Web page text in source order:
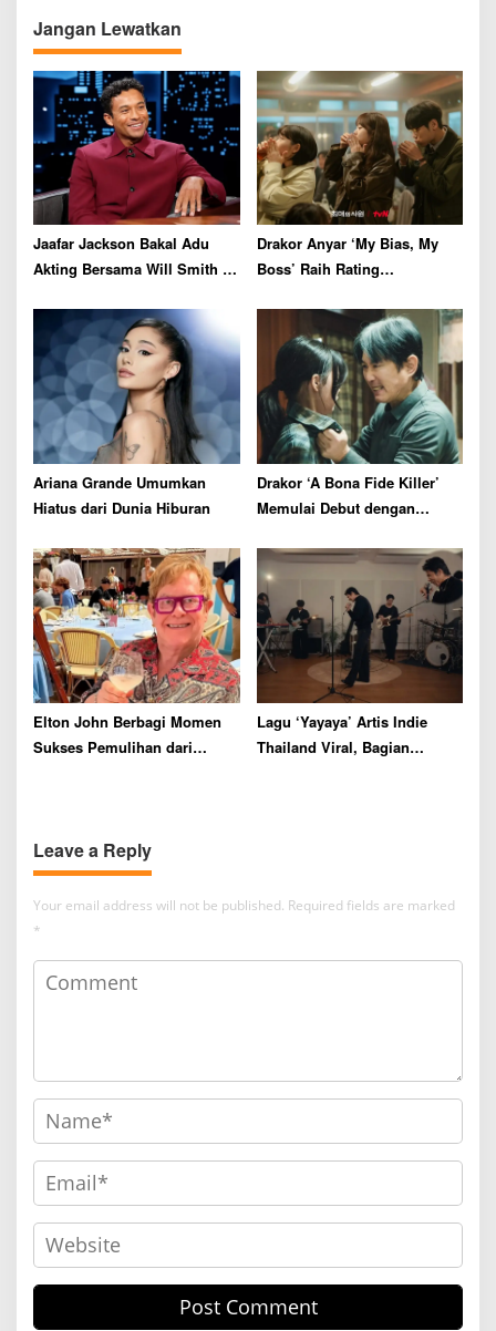
i
g
a
t
i
o
n
Jangan Lewatkan
Jaafar Jackson Bakal Adu
Akting Bersama Will Smith di
Drakor Anyar ‘My Bias, My
Boss’ Raih Rating
Ariana Grande Umumkan
Hiatus dari Dunia Hiburan
Drakor ‘A Bona Fide Killer’
Memulai Debut dengan
Elton John Berbagi Momen
Sukses Pemulihan dari
Lagu ‘Yayaya’ Artis Indie
Thailand Viral, Bagian
Leave a Reply
Your email address will not be published. Required fields are marked
*